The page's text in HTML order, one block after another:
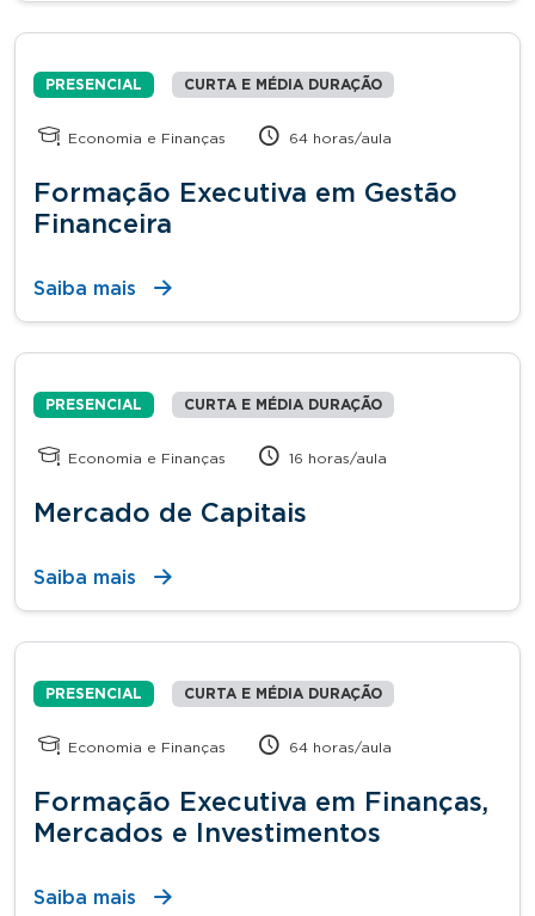
PRESENCIAL CURTA E MÉDIA DURAÇÃO
Economia e Finanças 64 horas/aula
Formação Executiva em Gestão
Financeira
Saiba mais
PRESENCIAL CURTA E MÉDIA DURAÇÃO
Economia e Finanças 16 horas/aula
Mercado de Capitais
Saiba mais
PRESENCIAL CURTA E MÉDIA DURAÇÃO
Economia e Finanças 64 horas/aula
Formação Executiva em Finanças,
Mercados e Investimentos
Saiba mais